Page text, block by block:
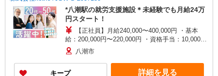
*八潮駅の就労支援施設＊未経験でも月給24万
円スタート！
【正社員】月給240,000〜400,000円 ・基本
給：200,000円〜220,000円 ・資格手当：10,000〜
30,000円 ・役職手当：10,000〜70,000円 ・処遇改
善手当：20,000〜60,000円（勤続年数、保有資格
により変動） ・固定残業手当：20,000円（10時
間） ※固定残業時間を超過する場合には超過勤務
八潮市
キープ 詳細を見る